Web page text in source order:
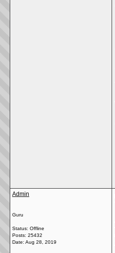
Admin
Guru
Status: Offline
Posts: 25432
Date: Aug 28, 2019